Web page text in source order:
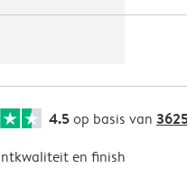
4.5op basis van
en finish